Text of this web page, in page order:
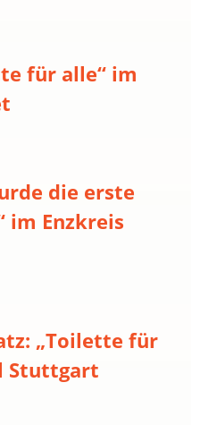
für alle“ im
die erste
im Enzkreis
„Toilette für
Stuttgart